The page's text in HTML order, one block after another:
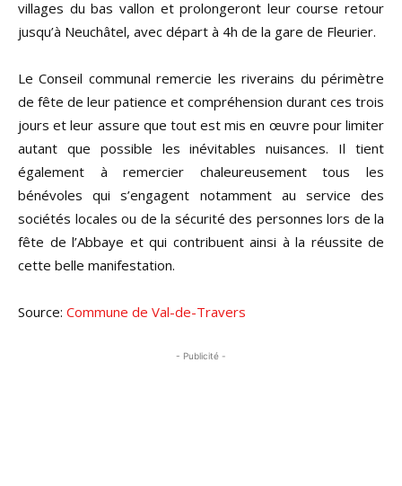
villages du bas vallon et prolongeront leur course retour
jusqu’à Neuchâtel, avec départ à 4h de la gare de Fleurier.
Le Conseil communal remercie les riverains du périmètre
de fête de leur patience et compréhension durant ces trois
jours et leur assure que tout est mis en œuvre pour limiter
autant que possible les inévitables nuisances. Il tient
également à remercier chaleureusement tous les
bénévoles qui s’engagent notamment au service des
sociétés locales ou de la sécurité des personnes lors de la
fête de l’Abbaye et qui contribuent ainsi à la réussite de
cette belle manifestation.
Source: Commune de Val-de-Travers
- Publicité -